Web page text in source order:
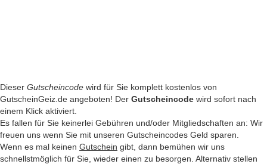
Dieser Gutscheincode wird für Sie komplett kostenlos von
GutscheinGeiz.de angeboten! Der Gutscheincode wird sofort nach
einem Klick aktiviert.
Es fallen für Sie keinerlei Gebühren und/oder Mitgliedschaften an: Wir
freuen uns wenn Sie mit unseren Gutscheincodes Geld sparen.
Wenn es mal keinen Gutschein gibt, dann bemühen wir uns
schnellstmöglich für Sie, wieder einen zu besorgen. Alternativ stellen